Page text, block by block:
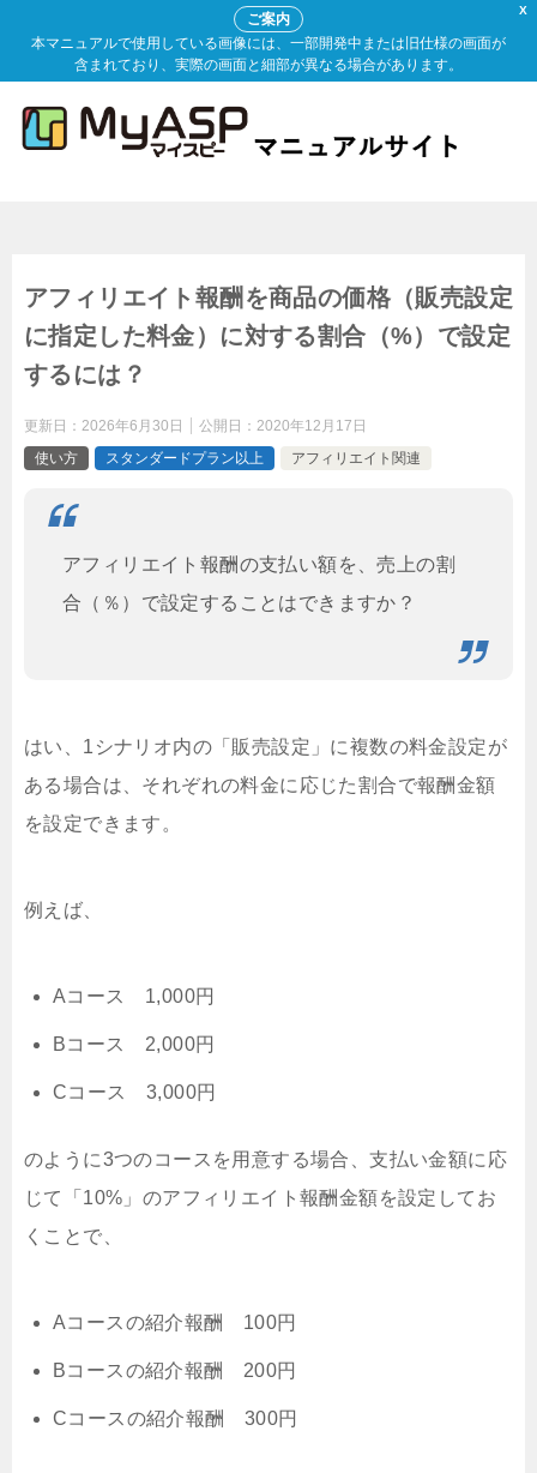
X
ご案内
本マニュアルで使用している画像には、一部開発中または旧仕様の画面が
含まれており、実際の画面と細部が異なる場合があります。
アフィリエイト報酬を商品の価格（販売設定
に指定した料金）に対する割合（%）で設定
するには？
更新日： 2026年6月30日 公開日： 2020年12月17日
使い方
スタンダードプラン以上 アフィリエイト関連
アフィリエイト報酬の支払い額を、売上の割
合（％）で設定することはできますか？
はい、1シナリオ内の「販売設定」に複数の料金設定が
ある場合は、それぞれの料金に応じた割合で報酬金額
を設定できます。
例えば、
Aコース 1,000円
Bコース 2,000円
Cコース 3,000円
のように3つのコースを用意する場合、支払い金額に応
じて「10%」のアフィリエイト報酬金額を設定してお
くことで、
Aコースの紹介報酬 100円
Bコースの紹介報酬 200円
Cコースの紹介報酬 300円